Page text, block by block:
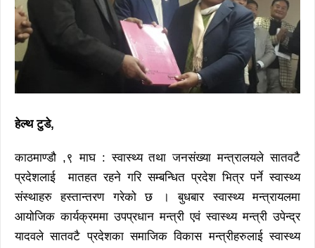
हेल्थ टुडे,
काठमाण्डौ ,९ माघ : स्वास्थ्य तथा जनसंख्या मन्त्रालयले सातवटै
प्रदेशलाई मातहत रहने गरि सम्बन्धित प्रदेश भित्र पर्ने स्वास्थ्य
संस्थाहरु हस्तान्तरण गरेको छ । बुधबार स्वास्थ्य मन्त्रायलमा
आयोजिक कार्यक्रममा उपप्रधान मन्त्री एवं स्वास्थ्य मन्त्री उपेन्द्र
यादवले सातवटै प्रदेशका समाजिक विकास मन्त्रीहरुलाई स्वास्थ्य